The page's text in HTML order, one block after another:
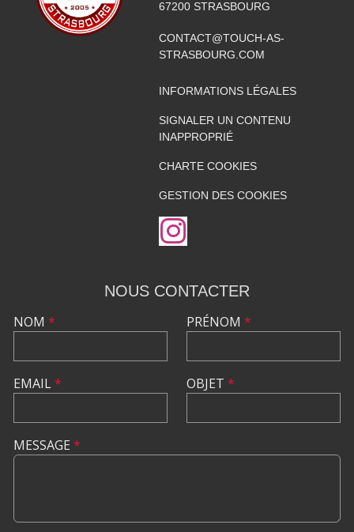
67200 STRASBOURG
CONTACT@TOUCH-AS-
STRASBOURG.COM
INFORMATIONS LÉGALES
SIGNALER UN CONTENU
INAPPROPRIÉ
CHARTE COOKIES
GESTION DES COOKIES
NOUS CONTACTER
NOM *
EMAIL*
PRÉNOM *
OBJET *
MESSAGE *